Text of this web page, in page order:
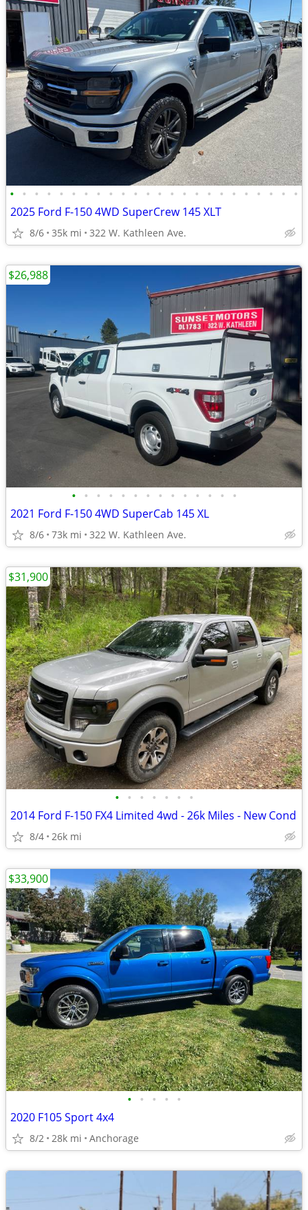
• • • • • • • • • • • • • • • • • • • • • • • •
2025 Ford F-150 4WD SuperCrew 145 XLT
8/6 35k mi 322 W. Kathleen Ave.
• • • • • • • • • • • • • •
2021 Ford F-150 4WD SuperCab 145 XL
8/6 73k mi 322 W. Kathleen Ave.
$26,988
• • • • • • •
2014 Ford F-150 FX4 Limited 4wd - 26k Miles - New Cond
8/4 26k mi
$31,900
• • • • •
2020 F105 Sport 4x4
8/2 28k mi Anchorage
$33,900